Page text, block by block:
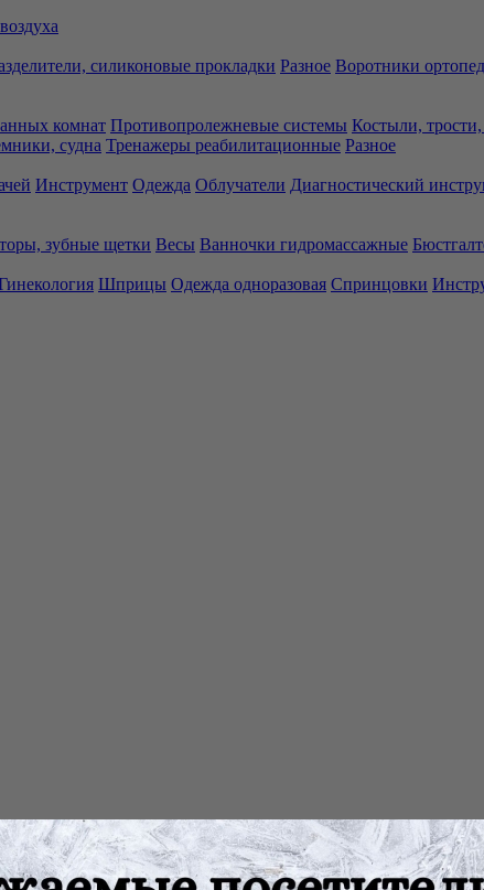
силиконовые прокладки Разное Воротники
комнат Противопролежневые системы Костыли,
судна Тренажеры реабилитационные Разное
Инструмент Одежда Облучатели Диагностический
зубные щетки Весы Ванночки гидромассажные
Шприцы Одежда одноразовая Спринцовки
Используется при гипертонической болезни,